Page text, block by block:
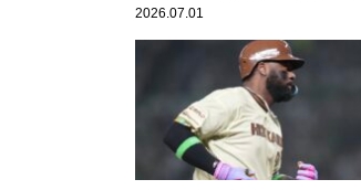
ク増の“打てる捕手”巨人・大城
2026.07.01